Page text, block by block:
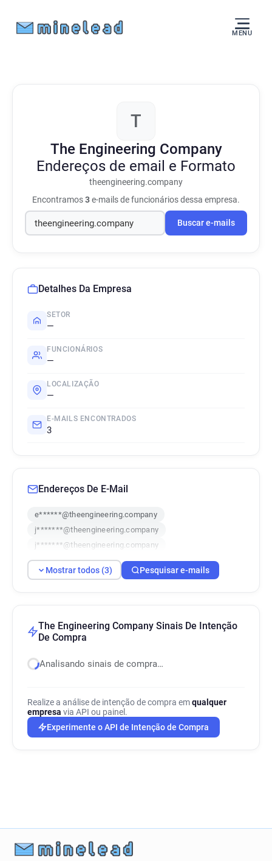
MENU
T
The Engineering Company
Endereços de email e Formato
theengineering.company
Encontramos3e-mails de funcionários dessa empresa.
Buscar e-mails
Detalhes Da Empresa
SETOR
—
FUNCIONÁRIOS
—
LOCALIZAÇÃO
—
E-MAILS ENCONTRADOS
3
Endereços De E-Mail
e******@theengineering.company
j*******@theengineering.company
j*******@theengineering.company
Mostrar todos (3) Pesquisar e-mails
The Engineering Company Sinais De Intenção
De Compra
Analisando sinais de compra…
Realize a análise de intenção de compra emqualquer
empresa via API ou painel.
Experimente o API de Intenção de Compra